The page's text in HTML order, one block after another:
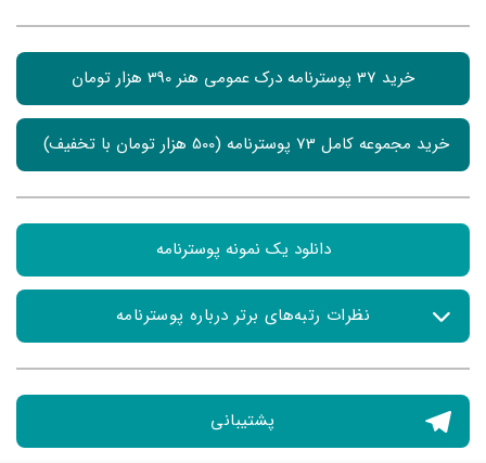
خرید 37 پوسترنامه درک عمومی هنر 390 هزار تومان
خرید مجموعه کامل 73 پوسترنامه (500 هزار تومان با تخفیف)
دانلود یک نمونه پوسترنامه
نظرات رتبه‌های برتر درباره پوسترنامه
پارسا انصاری رتبه چهار کشوری کنکور هنر:
یکی از بزرگترین مشکلات من در سال کنکور، فراموش کردن
اسم هنرمندان و سبک ها بود. برای همین خلاصه های
پشتیبانی